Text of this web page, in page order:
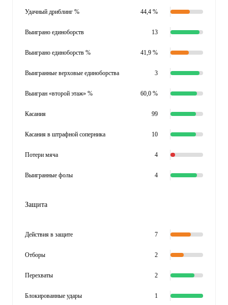
Удачный дриблинг % 44,4 %
Выиграно единоборств 13
Выиграно единоборств % 41,9 %
Выигранные верховые единоборства 3
Выигран «второй этаж» % 60,0 %
Касания 99
Касания в штрафной соперника 10
Потери мяча 4
Выигранные фолы 4
Защита
Действия в защите 7
Отборы 2
Перехваты 2
Блокированные удары 1